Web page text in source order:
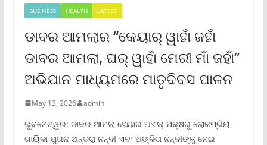
BUSINESS HEALTH LATEST
ଡାବର ଆମଲାର “କେୟାର୍ ୱାହାଁ ଜହାଁ
ଡାବର ଆମଲା, ଘର୍ ୱାହାଁ ମେରୀ ମାଁ ଜହାଁ”
ଅଭିଯାନ ମାଧ୍ୟମରେ ମାତୃଦିବସ ପାଳନ
May 13, 2026 admin
ଭୁବନେଶ୍ୱର: ଡାବର ଆମଲା ହେୟାର ଅଏଲ୍ ପକ୍ଷରୁ ଲୋକପ୍ରିୟ
ଗାୟିକା ଯୁଗଳ ଅନ୍ତରା ନନ୍ଦୀ ଏବଂ ଅଙ୍କିତା ନନ୍ଦୀଙ୍କୁ ନେଇ